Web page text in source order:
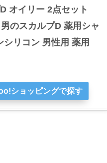
オイリー 2点セット
のスカルプD 薬用シャ
リコン 男性用 薬用
ショッピングで探す